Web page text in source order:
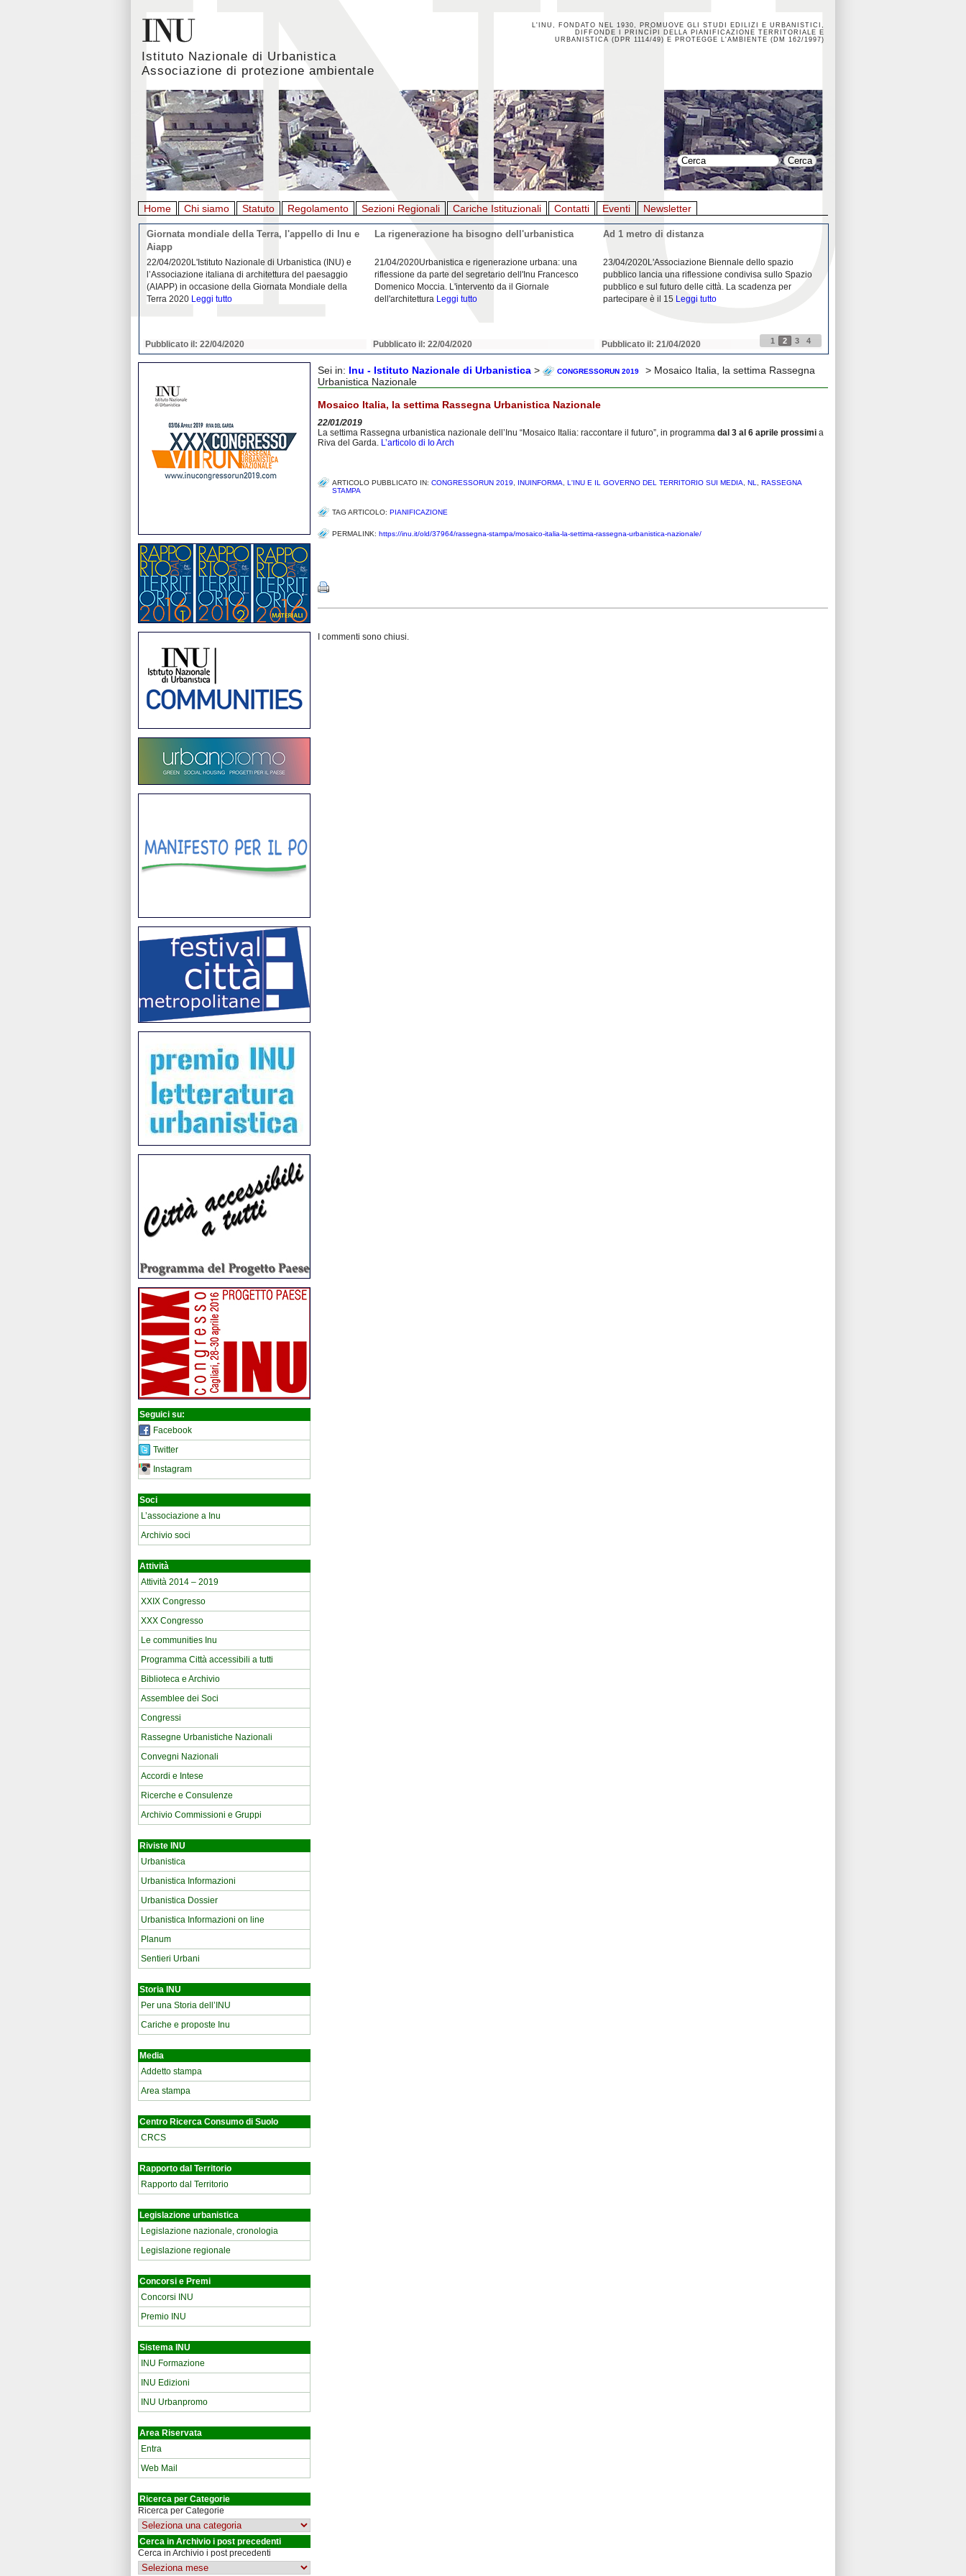
Istituto Nazionale di Urbanistica
Associazione di protezione ambientale
L'INU, FONDATO NEL 1930, PROMUOVE GLI STUDI EDILIZI E URBANISTICI,
DIFFONDE I PRINCÌPI DELLA PIANIFICAZIONE TERRITORIALE E
URBANISTICA (DPR 1114/49) E PROTEGGE L'AMBIENTE (DM 162/1997)
Home Chi siamo Statuto Regolamento Sezioni Regionali Cariche Istituzionali Contatti Eventi Newsletter
Giornata mondiale della Terra, l'appello di Inu e
Aiapp
22/04/2020L'Istituto Nazionale di Urbanistica (INU) e
l’Associazione italiana di architettura del paesaggio
(AIAPP) in occasione della Giornata Mondiale della
Terra 2020 Leggi tutto
Pubblicato il: 22/04/2020
La rigenerazione ha bisogno dell'urbanistica
21/04/2020Urbanistica e rigenerazione urbana: una
riflessione da parte del segretario dell'Inu Francesco
Domenico Moccia. L'intervento da il Giornale
dell'architettura Leggi tutto
Pubblicato il: 22/04/2020
Ad 1 metro di distanza
23/04/2020L'Associazione Biennale dello spazio
pubblico lancia una riflessione condivisa sullo Spazio
pubblico e sul futuro delle città. La scadenza per
partecipare è il 15 Leggi tutto
Pubblicato il: 21/04/2020 1 2 3 4
Seguici su:
Facebook
Twitter
Instagram
Soci
L’associazione a Inu
Archivio soci
Attività
Attività 2014 – 2019
XXIX Congresso
XXX Congresso
Le communities Inu
Programma Città accessibili a tutti
Biblioteca e Archivio
Assemblee dei Soci
Congressi
Rassegne Urbanistiche Nazionali
Convegni Nazionali
Accordi e Intese
Ricerche e Consulenze
Archivio Commissioni e Gruppi
Riviste INU
Urbanistica
Urbanistica Informazioni
Urbanistica Dossier
Urbanistica Informazioni on line
Planum
Sentieri Urbani
Storia INU
Per una Storia dell’INU
Cariche e proposte Inu
Media
Addetto stampa
Area stampa
Centro Ricerca Consumo di Suolo
CRCS
Rapporto dal Territorio
Rapporto dal Territorio
Legislazione urbanistica
Legislazione nazionale, cronologia
Legislazione regionale
Concorsi e Premi
Concorsi INU
Premio INU
Sistema INU
INU Formazione
INU Edizioni
INU Urbanpromo
Area Riservata
Entra
Web Mail
Ricerca per Categorie
Ricerca per Categorie
Cerca in Archivio i post precedenti
Cerca in Archivio i post precedenti
Sei in: Inu - Istituto Nazionale di Urbanistica > CONGRESSORUN 2019
> Mosaico Italia, la settima Rassegna
Urbanistica Nazionale
Mosaico Italia, la settima Rassegna Urbanistica Nazionale
22/01/2019
La settima Rassegna urbanistica nazionale dell’Inu “Mosaico Italia: raccontare il futuro”, in programma dal 3 al 6 aprile prossimi a
Riva del Garda. L’articolo di Io Arch
ARTICOLO PUBBLICATO IN: CONGRESSORUN 2019 INUINFORMA L'INU E IL GOVERNO DEL TERRITORIO SUI MEDIA NL
RASSEGNA
STAMPA
TAG ARTICOLO: PIANIFICAZIONE
PERMALINK: https://inu.it/old/37964/rassegna-stampa/mosaico-italia-la-settima-rassegna-urbanistica-nazionale/
I commenti sono chiusi.